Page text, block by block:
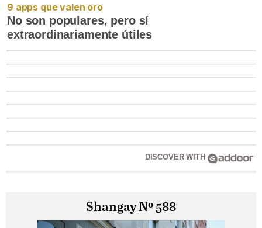
9 apps que valen oro
No son populares, pero sí
extraordinariamente útiles
DISCOVER WITH
Shangay Nº 588